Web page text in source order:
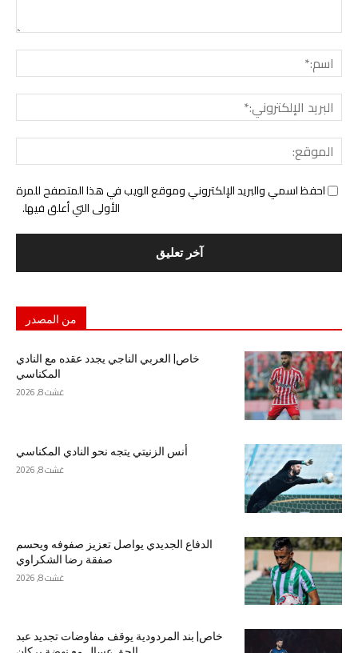
احفظ اسمي والبريد الإلكتروني وموقع الويب في هذا المتصفح للمرة
الأولى التي أعلق فيها.
من المصدر
خاص| العربي الناجي يجدد عقده مع النادي
المكناسي
غشت 8, 2026
أنس الزنيتي يتجه نحو النادي المكناسي
غشت 8, 2026
الدفاع الجديدي يواصل تعزيز صفوفه ويحسم
صفقة رضا الشكراوي
غشت 8, 2026
خاص| بند المردودية يوقف مفاوضات تجديد عبد